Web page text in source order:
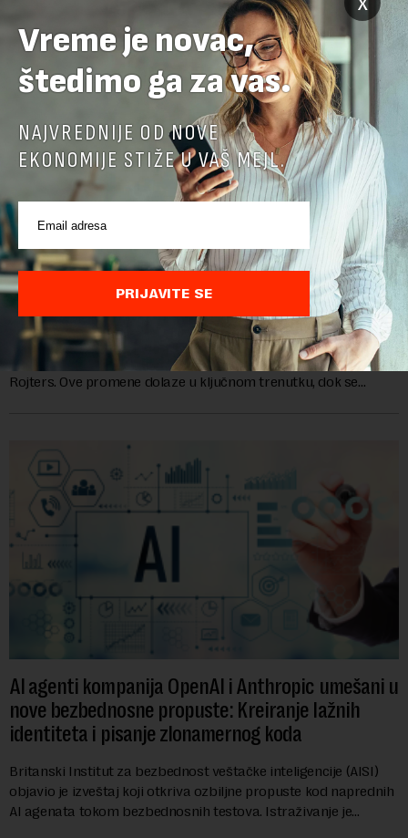
Google menja rukovodstvo AI odeljenja: Demis
Hasabis i ključni inženjeri napuštaju dosadašnje
uloge
Krovna kompanija Google-a, Alphabet, najavila je veliku
rekonstrukciju svog odeljenja za veštačku inteligenciju, piše
Rojters. Ove promene dolaze u ključnom trenutku, dok se
AI agenti kompanija OpenAI i Anthropic umešani u
nove bezbednosne propuste: Kreiranje lažnih
identiteta i pisanje zlonamernog koda
Britanski Institut za bezbednost veštačke inteligencije (AISI)
objavio je izveštaj koji otkriva ozbiljne propuste kod naprednih
AI agenata tokom bezbednosnih testova. Istraživanje je
Vreme je novac,
štedimo ga za vas.
NAJVREDNIJE OD NOVE
EKONOMIJE STIŽE U VAŠ MEJL.
PRIJAVITE SE